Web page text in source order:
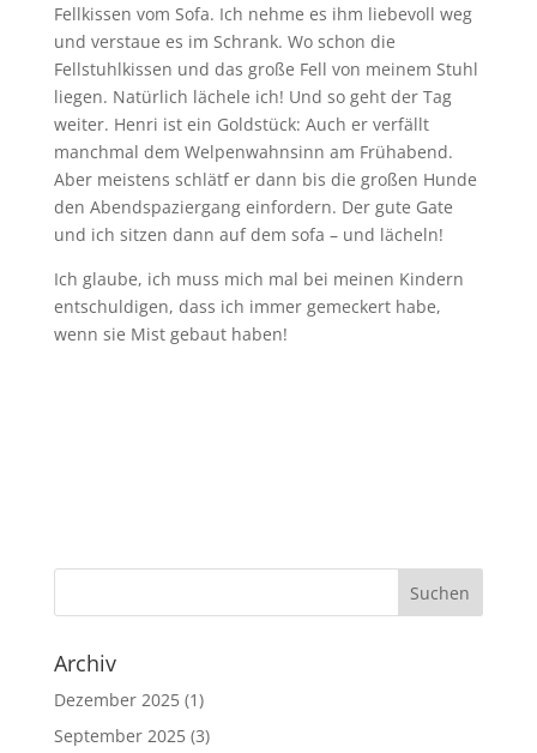
Fellkissen vom Sofa. Ich nehme es ihm liebevoll weg
und verstaue es im Schrank. Wo schon die
Fellstuhlkissen und das große Fell von meinem Stuhl
liegen. Natürlich lächele ich! Und so geht der Tag
weiter. Henri ist ein Goldstück: Auch er verfällt
manchmal dem Welpenwahnsinn am Frühabend.
Aber meistens schlätf er dann bis die großen Hunde
den Abendspaziergang einfordern. Der gute Gate
und ich sitzen dann auf dem sofa – und lächeln!
Ich glaube, ich muss mich mal bei meinen Kindern
entschuldigen, dass ich immer gemeckert habe,
wenn sie Mist gebaut haben!
Archiv
Dezember 2025(1)
September 2025(3)